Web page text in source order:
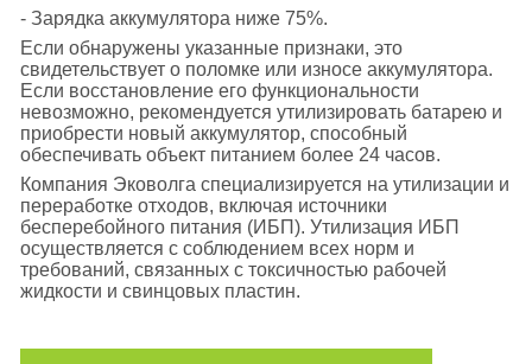
- Зарядка аккумулятора ниже 75%.
Если обнаружены указанные признаки, это
свидетельствует о поломке или износе аккумулятора.
Если восстановление его функциональности
невозможно, рекомендуется утилизировать батарею и
приобрести новый аккумулятор, способный
обеспечивать объект питанием более 24 часов.
Компания Эковолга специализируется на утилизации и
переработке отходов, включая источники
бесперебойного питания (ИБП). Утилизация ИБП
осуществляется с соблюдением всех норм и
требований, связанных с токсичностью рабочей
жидкости и свинцовых пластин.